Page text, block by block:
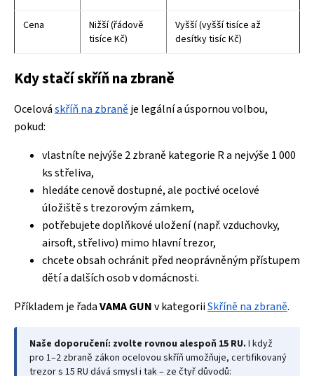
Cena
Nižší (řádově
tisíce Kč)
Vyšší (vyšší tisíce až
desítky tisíc Kč)
Kdy stačí skříň na zbraně
Ocelováskříň na zbraně je legální a úspornou volbou,
pokud:
vlastníte nejvýše 2 zbraně kategorie R a nejvýše 1 000
ks střeliva,
hledáte cenově dostupné, ale poctivé ocelové
úložiště s trezorovým zámkem,
potřebujete doplňkové uložení (např. vzduchovky,
airsoft, střelivo) mimo hlavní trezor,
chcete obsah ochránit před neoprávněným přístupem
dětí a dalších osob v domácnosti.
Příkladem je řadaVAMA GUNv kategoriiSkříně na zbraně.
Naše doporučení: zvolte rovnou alespoň 15 RU. I když
pro 1–2 zbraně zákon ocelovou skříň umožňuje, certifikovaný
trezor s 15 RU dává smysl i tak – ze čtyř důvodů: